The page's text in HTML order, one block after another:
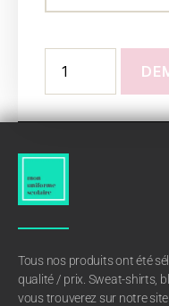
Tous nos produits ont été
qualité / prix. Sweat-shirts,
vous trouverez sur notre